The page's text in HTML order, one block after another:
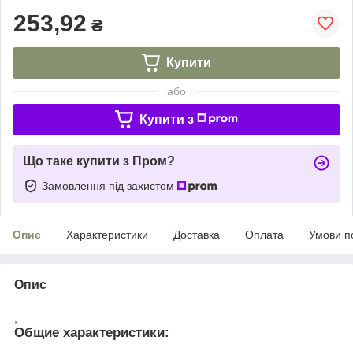
253,92 ₴
Купити
або
Купити з
Що таке купити з Пром?
Замовлення під захистом
Опис Характеристики Доставка Оплата Умови
Опис
Общие характеристики: